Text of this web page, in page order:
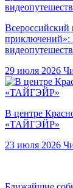
Всероссийский
приключений»:
29 июля 2026
В центре
«ТАЙГЭЙР»
23 июля 2026